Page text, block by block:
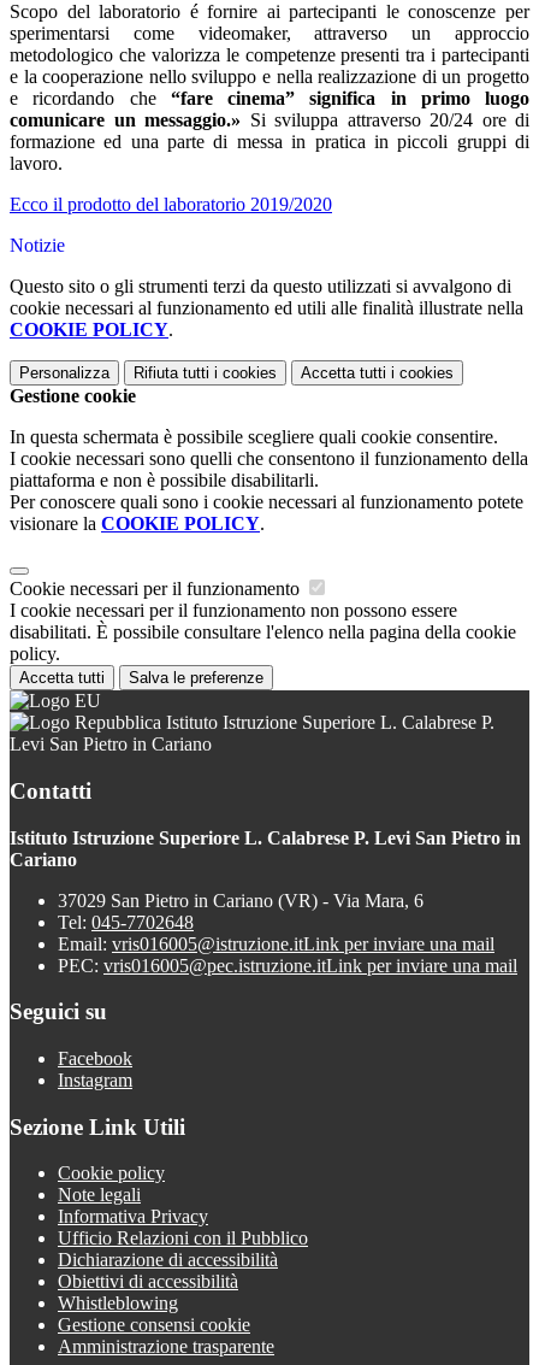
Scopo del laboratorio é fornire ai partecipanti le conoscenze per
sperimentarsi come videomaker, attraverso un approccio
metodologico che valorizza le competenze presenti tra i partecipanti
e la cooperazione nello sviluppo e nella realizzazione di un progetto
e ricordando che
“fare cinema” significa in primo luogo
comunicare un messaggio.» Si sviluppa attraverso 20/24 ore di
formazione ed una parte di messa in pratica in piccoli gruppi di
lavoro.
Ecco il prodotto del laboratorio 2019/2020
Notizie
Questo sito o gli strumenti terzi da questo utilizzati si avvalgono di
cookie necessari al funzionamento ed utili alle finalità illustrate nella
COOKIE POLICY.
Personalizza Rifiuta tutti i cookies Accetta tutti i cookies
Gestione cookie
In questa schermata è possibile scegliere quali cookie consentire.
I cookie necessari sono quelli che consentono il funzionamento della
piattaforma e non è possibile disabilitarli.
Per conoscere quali sono i cookie necessari al funzionamento potete
visionare la COOKIE POLICY.
Cookie necessari per il funzionamento
I cookie necessari per il funzionamento non possono essere
disabilitati. È possibile consultare l'elenco nella pagina della cookie
policy.
Accetta tutti Salva le preferenze
Istituto Istruzione Superiore L. Calabrese P.
Levi San Pietro in Cariano
Contatti
Istituto Istruzione Superiore L. Calabrese P. Levi San Pietro in
Cariano
37029 San Pietro in Cariano (VR) - Via Mara, 6
Tel: 045-7702648
Email: vris016005@istruzione.itLink per inviare una mail
PEC: vris016005@pec.istruzione.itLink per inviare una mail
Seguici su
Facebook
Instagram
Sezione Link Utili
Cookie policy
Note legali
Informativa Privacy
Ufficio Relazioni con il Pubblico
Dichiarazione di accessibilità
Obiettivi di accessibilità
Whistleblowing
Gestione consensi cookie
Amministrazione trasparente